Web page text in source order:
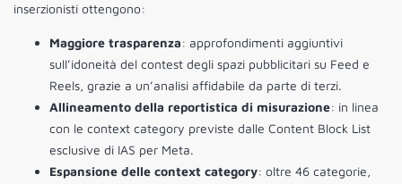
inserzionisti ottengono:
Maggiore trasparenza: approfondimenti aggiuntivi
sull’idoneità del contest degli spazi pubblicitari su Feed e
Reels, grazie a un’analisi affidabile da parte di terzi.
Allineamento della reportistica di misurazione: in linea
con le context category previste dalle Content Block List
esclusive di IAS per Meta.
Espansione delle context category: oltre 46 categorie,